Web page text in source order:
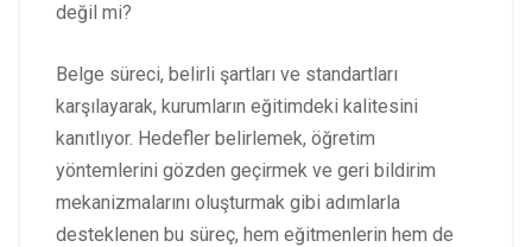
değil mi?
Belge süreci, belirli şartları ve standartları
karşılayarak, kurumların eğitimdeki kalitesini
kanıtlıyor. Hedefler belirlemek, öğretim
yöntemlerini gözden geçirmek ve geri bildirim
mekanizmalarını oluşturmak gibi adımlarla
desteklenen bu süreç, hem eğitmenlerin hem de